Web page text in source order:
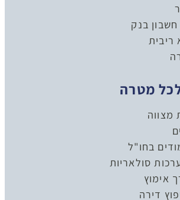
בנק
ריבית
מטרה
מצווה
בחו"ל
סולאריות
אימוץ
דירה